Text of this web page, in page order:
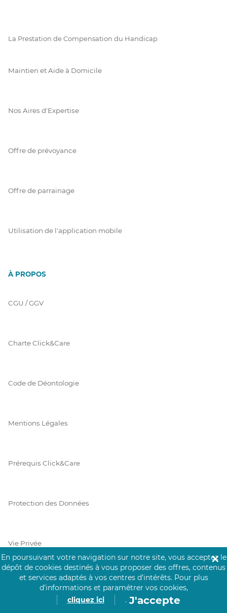
La Prestation de Compensation du Handicap
Maintien et Aide à Domicile
Nos Aires d'Expertise
Offre de prévoyance
Offre de parrainage
Utilisation de l'application mobile
À PROPOS
CGU / GGV
Charte Click&Care
Code de Déontologie
Mentions Légales
Prérequis Click&Care
Protection des Données
Vie Privée
PAIEMENT SÉCURISÉ
La collecte de vos informations de carte bancaire est cryptée
En poursuivant votre navigation sur notre site, vous acceptez le
dépôt de cookies destinés à vous proposer des offres, contenus
et services adaptés à vos centres d’intérêts. Pour plus
d’informations et paramétrer vos cookies,
cliquez ici
. J'accepte
✕